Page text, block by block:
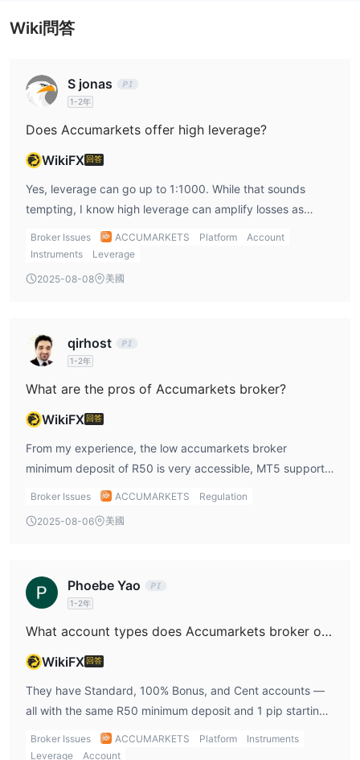
Accumarkets 使用
存款和提款
Paystack、DusuPay 和 Match2Pay。存款是即時的，提款的處理
時間通常在24小時內。然而，其他詳細信息，如接受的貨幣和佣金
Wiki問答
S jonas
1-2年
Does Accumarkets offer high leverage?
WikiFX 回答
Yes, leverage can go up to 1:1000. While that sounds
tempting, I know high leverage can amplify losses as
much as profits, so I keep my lot sizes small when doing
accumarkets trading.
Broker Issues ACCUMARKETS Platform
Account
Instruments
Leverage
2025-08-08 美國
qirhost
1-2年
What are the pros of Accumarkets broker?
WikiFX 回答
From my experience, the low accumarkets broker
minimum deposit of R50 is very accessible, MT5 support
is great for charting and execution, and their customer
had an issue with accumarkets login.
Broker Issues ACCUMARKETS Regulation
2025-08-06 美國
Phoebe Yao
1-2年
What account types does Accumarkets broker offer?
WikiFX 回答
They have Standard, 100% Bonus, and Cent accounts —
all with the same R50 minimum deposit and 1 pip starting
spread. Without an accumarkets demo account, I started
with the Cent account to test the waters.
Broker Issues ACCUMARKETS Platform
Instruments
Leverage
Account